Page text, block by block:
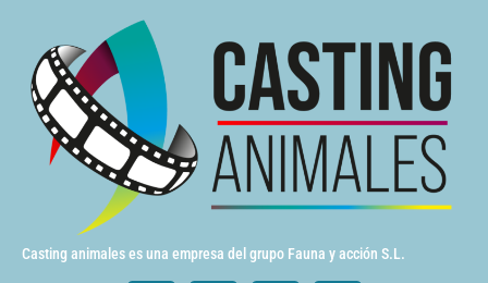
Casting animales es una empresa del grupo Fauna y acción S.L.